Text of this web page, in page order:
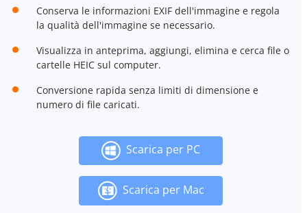
Conserva le informazioni EXIF dell'immagine e regola
la qualità dell'immagine se necessario.
Visualizza in anteprima, aggiungi, elimina e cerca file o
cartelle HEIC sul computer.
Conversione rapida senza limiti di dimensione e
numero di file caricati.
Scarica per PC
Scarica per Mac